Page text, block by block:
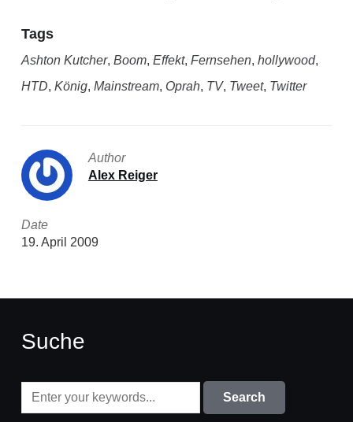
Tags
Ashton Kutcher, Boom, Effekt, Fernsehen, hollywood,
HTD, König, Mainstream, Oprah, TV, Tweet, Twitter
Author
Alex Reiger
Date
19. April 2009
Suche